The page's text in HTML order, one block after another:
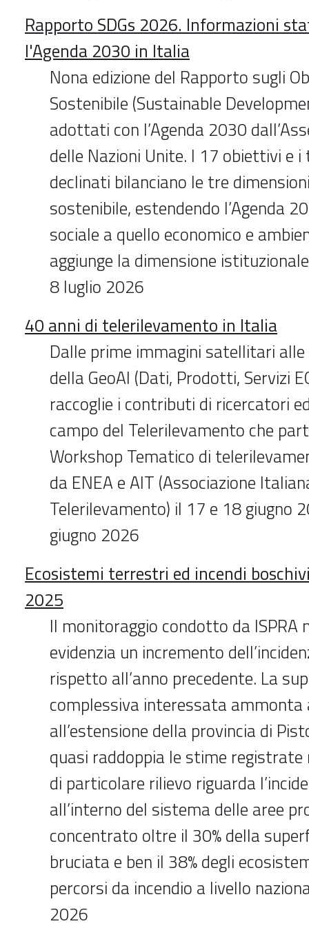
Rapporto SDGs 2026. Informazioni
l'Agenda 2030 in Italia
Nona edizione del Rapporto sugli
Sostenibile (Sustainable
adottati con l’Agenda 2030
delle Nazioni Unite. I 17 obiettivi e
declinati bilanciano le tre
sostenibile, estendendo l’Agenda
sociale a quello economico e
aggiunge la dimensione
8 luglio 2026
40 anni di telerilevamento in Italia
Dalle prime immagini satellitari
della GeoAI (Dati, Prodotti, Servizi
raccoglie i contributi di ricercatori
campo del Telerilevamento che
Workshop Tematico di
da ENEA e AIT (Associazione
Telerilevamento) il 17 e 18 giugno
giugno 2026
Ecosistemi terrestri ed incendi
2025
Il monitoraggio condotto da ISPRA
evidenzia un incremento
rispetto all’anno precedente. La
complessiva interessata ammonta
all’estensione della provincia di
quasi raddoppia le stime
di particolare rilievo riguarda
all’interno del sistema delle aree
concentrato oltre il 30% della
bruciata e ben il 38% degli
percorsi da incendio a livello
2026